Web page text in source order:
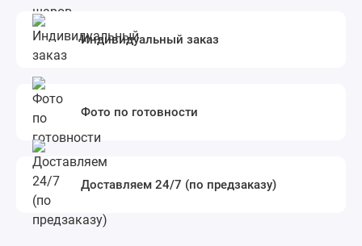
Индивидуальный заказ
Фото по готовности
Доставляем 24/7 (по предзаказу)